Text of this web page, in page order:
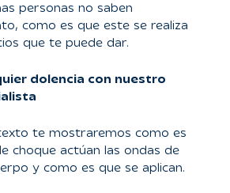
personas no saben
como es que este se realiza
que te puede dar.
dolencia con nuestro
te mostraremos como es
choque actúan las ondas de
y como es que se aplican.